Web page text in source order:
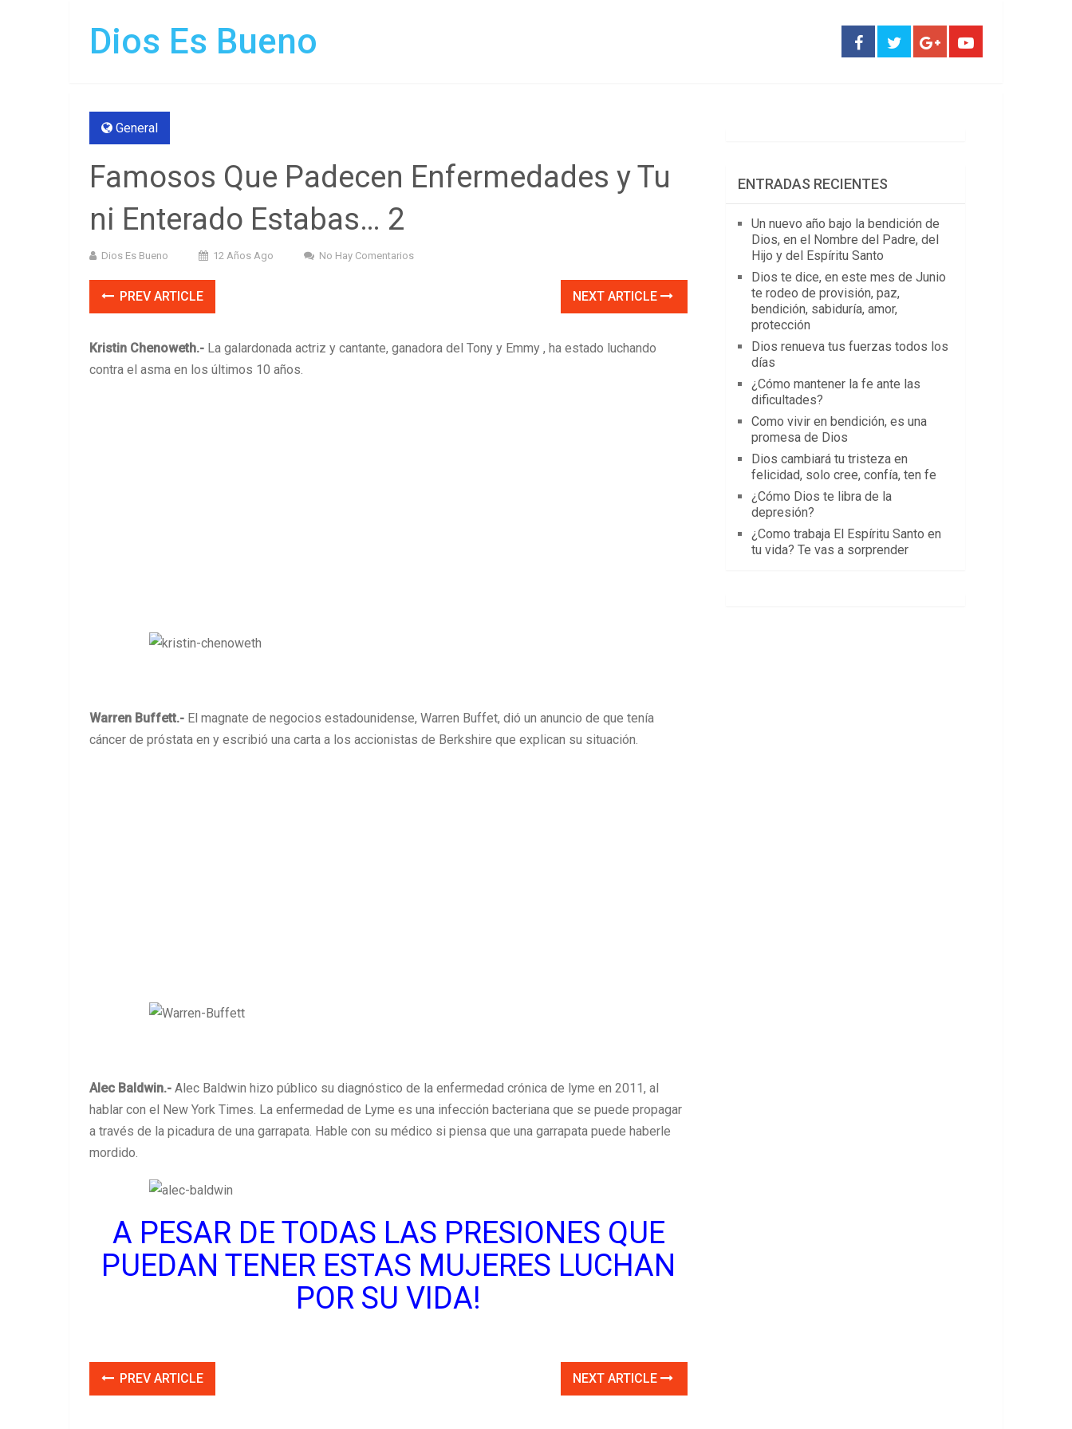
Dios Es Bueno
General
Famosos Que Padecen Enfermedades y Tu
ni Enterado Estabas… 2
Dios Es Bueno 12 Años Ago No Hay Comentarios
PREV ARTICLE NEXT ARTICLE
Kristin Chenoweth.- La galardonada actriz y cantante, ganadora del Tony y Emmy , ha estado luchando
contra el asma en los últimos 10 años.
Warren Buffett.- El magnate de negocios estadounidense, Warren Buffet, dió un anuncio de que tenía
cáncer de próstata en y escribió una carta a los accionistas de Berkshire que explican su situación.
Alec Baldwin.- Alec Baldwin hizo público su diagnóstico de la enfermedad crónica de lyme en 2011, al
hablar con el New York Times. La enfermedad de Lyme es una infección bacteriana que se puede propagar
a través de la picadura de una garrapata. Hable con su médico si piensa que una garrapata puede haberle
mordido.
A PESAR DE TODAS LAS PRESIONES QUE
PUEDAN TENER ESTAS MUJERES LUCHAN
POR SU VIDA!
PREV ARTICLE NEXT ARTICLE
ENTRADAS RECIENTES
Un nuevo año bajo la bendición de
Dios, en el Nombre del Padre, del
Hijo y del Espíritu Santo
Dios te dice, en este mes de Junio
te rodeo de provisión, paz,
bendición, sabiduría, amor,
protección
Dios renueva tus fuerzas todos los
días
¿Cómo mantener la fe ante las
dificultades?
Como vivir en bendición, es una
promesa de Dios
Dios cambiará tu tristeza en
felicidad, solo cree, confía, ten fe
¿Cómo Dios te libra de la
depresión?
¿Como trabaja El Espíritu Santo en
tu vida? Te vas a sorprender